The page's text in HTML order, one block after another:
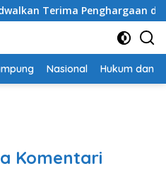
Penghargaan dari HKBP
Nasional Hukum dan
Komentari